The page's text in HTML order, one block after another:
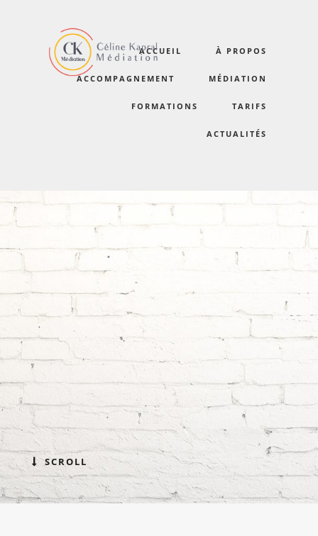
ACCUEIL À PROPOS
ACCOMPAGNEMENT MÉDIATION
FORMATIONS TARIFS
ACTUALITÉS
certifications2023
 SCROLL